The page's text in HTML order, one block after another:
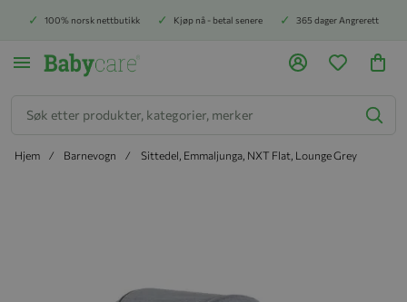
100% norsk nettbutikk Kjøp nå - betal senere 365 dager Angrerett
Hjem Barnevogn Sittedel, Emmaljunga, NXT Flat, Lounge Grey